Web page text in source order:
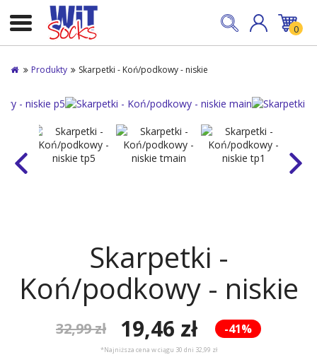
0
Produkty Skarpetki - Koń/podkowy - niskie
Skarpetki -
Koń/podkowy - niskie
-41%
32,99 zł 19,46 zł
*Najniższa cena w ciągu 30 dni 32,99 zł